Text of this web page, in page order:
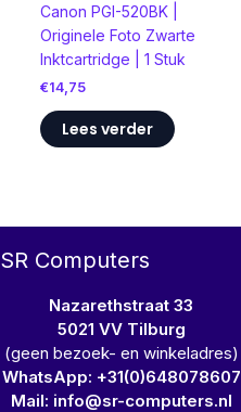
Canon PGI-520BK |
Originele Foto Zwarte
Inktcartridge | 1 Stuk
€14,75
Lees verder
SR Computers
Nazarethstraat 33
5021 VV Tilburg
(geen bezoek- en winkeladres)
WhatsApp: +31(0)648078607
Mail: info@sr-computers.nl